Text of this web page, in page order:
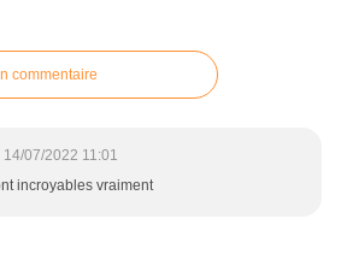
commentaire
14/07/2022 11:01
incroyables vraiment